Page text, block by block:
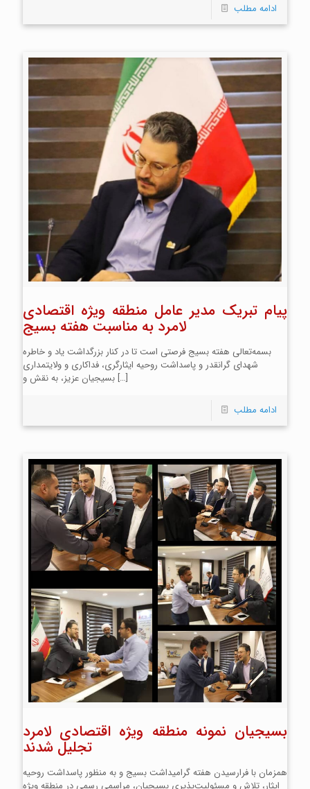
ادامه مطلب
پیام تبریک مدیر عامل منطقه ویژه اقتصادی
لامرد به مناسبت هفته بسیج
بسمه‌تعالی هفته بسیج فرصتی است تا در کنار بزرگداشت یاد و خاطره
شهدای گرانقدر و پاسداشت روحیه ایثارگری، فداکاری و ولایتمداری
بسیجیان عزیز، به نقش و […]
ادامه مطلب
بسیجیان نمونه منطقه ویژه اقتصادی لامرد
تجلیل شدند
همزمان با فرارسیدن هفته گرامیداشت بسیج و به منظور پاسداشت روحیه
ایثار، تلاش و مسئولیت‌پذیری بسیجیان، مراسمی رسمی در منطقه ویژه